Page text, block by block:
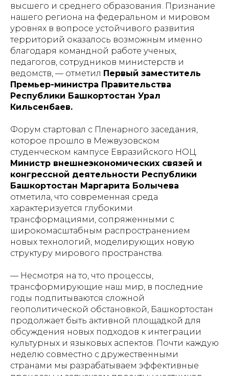
высшего и среднего образования. Признание
нашего региона на федеральном и мировом
уровнях в вопросе устойчивого развития
территорий оказалось возможным именно
благодаря командной работе ученых,
педагогов, сотрудников министерств и
ведомств, — отметил Первый заместитель
Премьер-министра Правительства
Республики Башкортостан Урал
Кильсенбаев.
Форум стартовал с Пленарного заседания,
которое прошло в Межвузовском
студенческом кампусе Евразийского НОЦ.
Министр внешнеэкономических связей и
конгрессной деятельности Республики
Башкортостан Маргарита Болычева
отметила, что современная среда
характеризуется глубокими
трансформациями, сопряженными с
широкомасштабным распространением
новых технологий, моделирующих новую
структуру мирового пространства.
— Несмотря на то, что процессы,
трансформирующие наш мир, в последние
годы подпитываются сложной
геополитической обстановкой, Башкортостан
продолжает быть активной площадкой для
обсуждения новых подходов к интеграции
культурных и языковых аспектов. Почти каждую
неделю совместно с дружественными
странами мы разрабатываем эффективные